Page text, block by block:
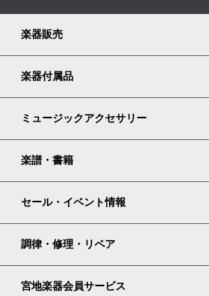
楽器販売
鍵盤楽器
弦楽器
管楽器
楽器付属品
鍵盤楽器小物
弦楽器小物
管楽器小物
ミュージックアクセサリー
リトミックスカーフ
グランドピアノ譜面台カバー
ピアノ耐震・防振グッズ
楽譜・書籍
楽譜コーナーのご紹介
楽譜専門ショップ miyajibooks.com
セール・イベント情報
調律・修理・リペア
ピアノ調律
宮地楽器会員サービス